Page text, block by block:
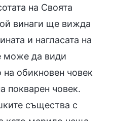
на Своята
винаги ще вижда
и нагласата на
може да види
на обикновен човек
покварен човек.
същества с